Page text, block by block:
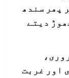
پھر سندھ
دیتے
اور غربت